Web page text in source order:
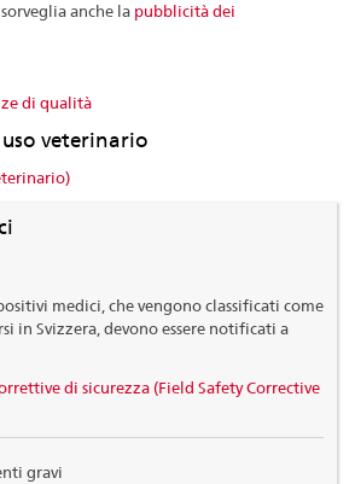
anche la pubblicità dei
di qualità
veterinario
medici, che vengono classificati come
in Svizzera, devono essere notificati a
di sicurezza (Field Safety Corrective
gravi